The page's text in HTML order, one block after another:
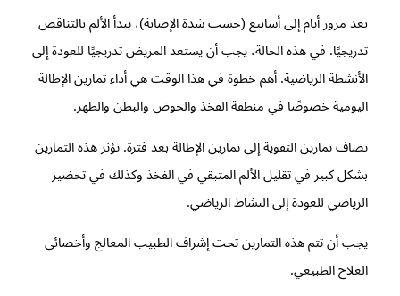
بعد مرور أيام إلى أسابيع (حسب شدة الإصابة)، يبدأ الألم بالتناقص
تدريجيًا. في هذه الحالة، يجب أن يستعد المريض تدريجيًا للعودة إلى
الأنشطة الرياضية. أهم خطوة في هذا الوقت هي أداء تمارين الإطالة
اليومية خصوصًا في منطقة الفخذ والحوض والبطن والظهر.
تضاف تمارين التقوية إلى تمارين الإطالة بعد فترة. تؤثر هذه التمارين
بشكل كبير في تقليل الألم المتبقي في الفخذ وكذلك في تحضير
الرياضي للعودة إلى النشاط الرياضي.
يجب أن تتم هذه التمارين تحت إشراف الطبيب المعالج وأخصائي
العلاج الطبيعي.